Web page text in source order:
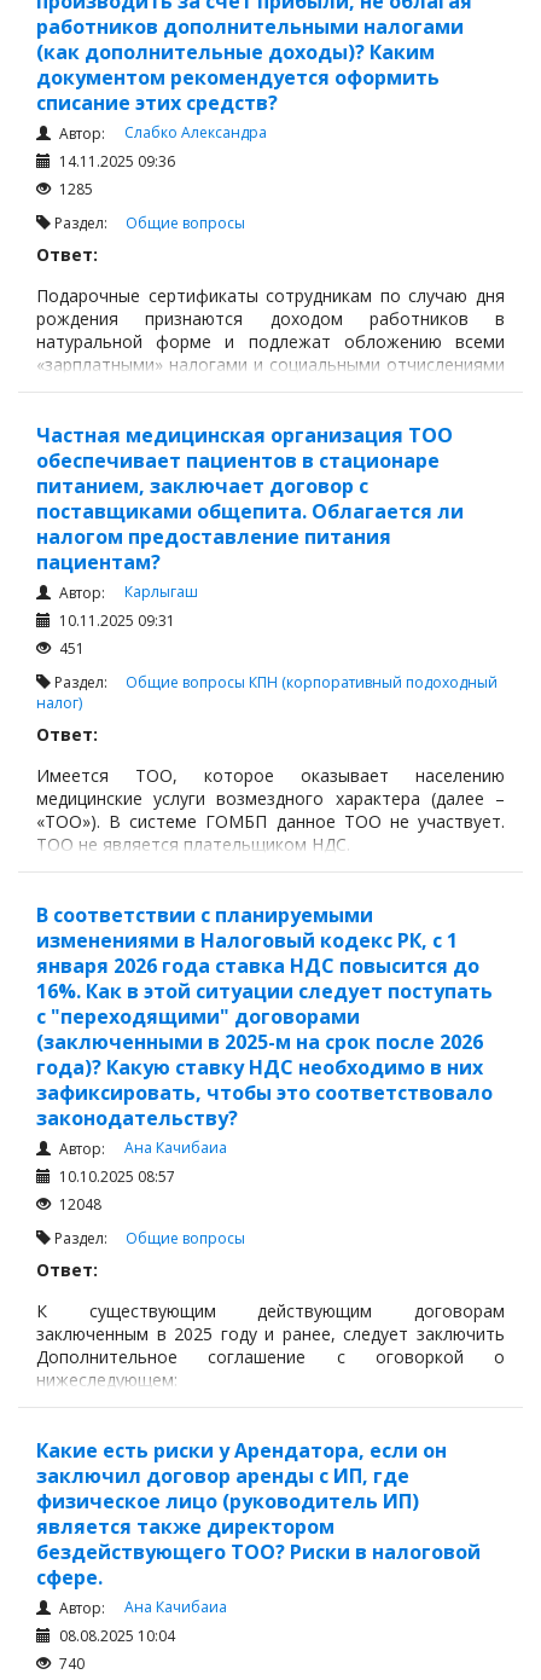
работников дополнительными налогами
(как дополнительные доходы)? Каким
документом рекомендуется оформить
списание этих средств?
Автор:
Слабко Александра
14.11.2025 09:36
1285
Раздел: Общие вопросы
Ответ:
Подарочные сертификаты сотрудникам по случаю дня
рождения признаются доходом работников в
натуральной форме и подлежат обложению всеми
«зарплатными» налогами и социальными отчислениями
(ИПН, ОПВ, СО, ОСМС, ВОСМС и т. д.) в соответствии с
(далее – НК РК).
Частная медицинская организация ТОО
обеспечивает пациентов в стационаре
питанием, заключает договор с
поставщиками общепита. Облагается ли
налогом предоставление питания
пациентам?
Автор:
Карлыгаш
10.11.2025 09:31
451
Раздел: Общие вопросы КПН (корпоративный подоходный
налог)
Ответ:
Имеется ТОО, которое оказывает населению
медицинские услуги возмездного характера (далее –
«ТОО»). В системе ГОМБП данное ТОО не участвует.
ТОО не является плательщиком НДС.
В соответствии с планируемыми
изменениями в Налоговый кодекс РК, с 1
января 2026 года ставка НДС повысится до
16%. Как в этой ситуации следует поступать
с "переходящими" договорами
(заключенными в 2025-м на срок после 2026
года)? Какую ставку НДС необходимо в них
зафиксировать, чтобы это соответствовало
законодательству?
Автор:
Ана Качибаиа
10.10.2025 08:57
12048
Раздел: Общие вопросы
Ответ:
К существующим действующим договорам
заключенным в 2025 году и ранее, следует заключить
Дополнительное соглашение с оговоркой о
нижеследующем:
Какие есть риски у Арендатора, если он
заключил договор аренды с ИП, где
физическое лицо (руководитель ИП)
является также директором
бездействующего ТОО? Риски в налоговой
сфере.
Автор:
Ана Качибаиа
08.08.2025 10:04
740